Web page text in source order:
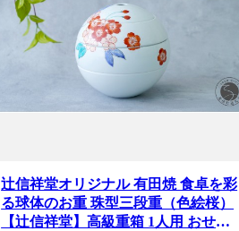
辻信祥堂オリジナル 有田焼 食卓を彩
る球体のお重 珠型三段重（色絵桜）
【辻信祥堂】高級重箱 1人用 おせち